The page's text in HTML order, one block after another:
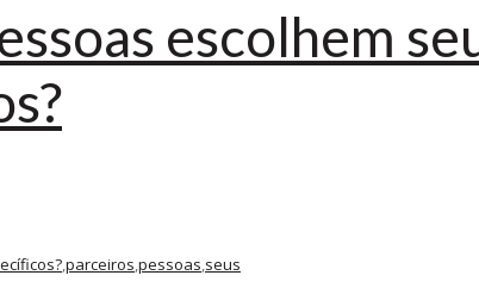
escolhem
,parceiros,pessoas,seus